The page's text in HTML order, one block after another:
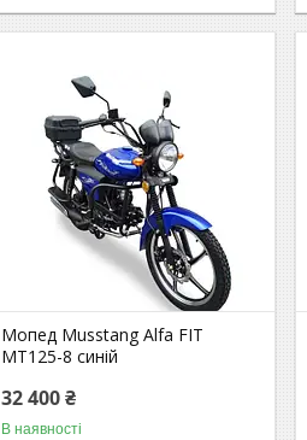
Мопед Musstang Alfa FIT
MT125-8 синій
32 400 ₴
В наявності